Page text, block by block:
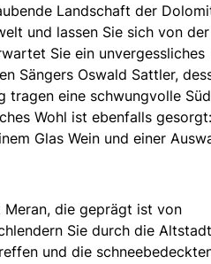
Landschaft der
und lassen Sie sich von der
Sie ein unvergessliches
Sängers Oswald Sattler,
tragen eine schwungvolle
Wohl ist ebenfalls
Glas Wein und einer
die geprägt ist von
Sie durch die
und die